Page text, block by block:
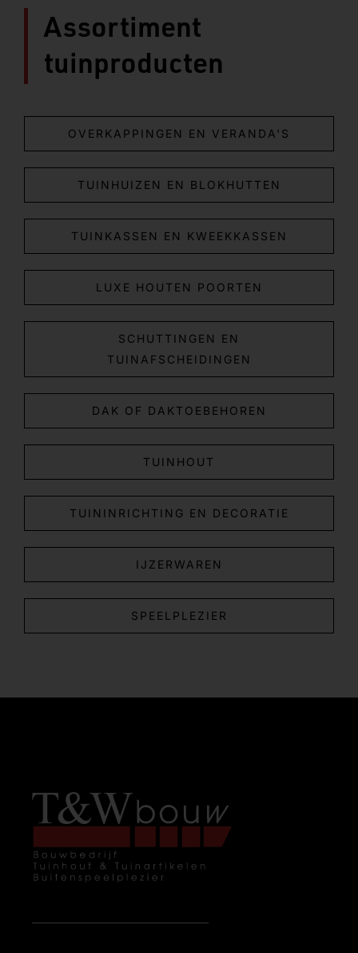
Assortiment
tuinproducten
OVERKAPPINGEN EN VERANDA'S
TUINHUIZEN EN BLOKHUTTEN
TUINKASSEN EN KWEEKKASSEN
LUXE HOUTEN POORTEN
SCHUTTINGEN EN
TUINAFSCHEIDINGEN
DAK OF DAKTOEBEHOREN
TUINHOUT
TUININRICHTING EN DECORATIE
IJZERWAREN
SPEELPLEZIER